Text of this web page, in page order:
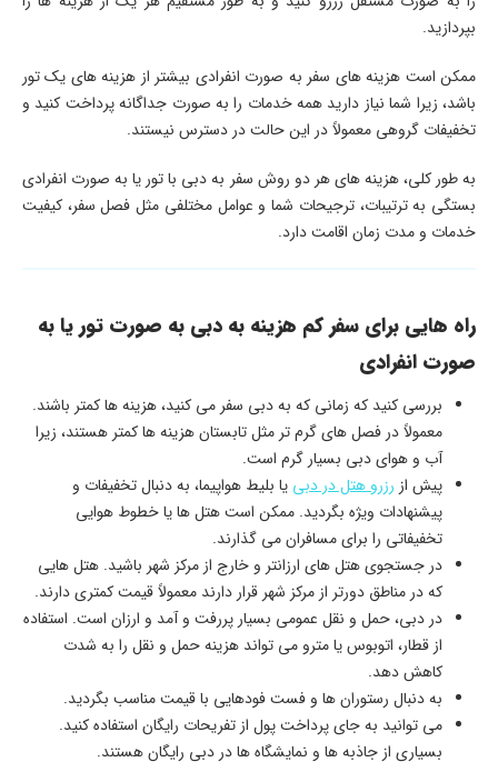
بپردازید.
ممکن است هزینه‌ های سفر به صورت انفرادی بیشتر از هزینه‌ های یک تور
باشد، زیرا شما نیاز دارید همه خدمات را به صورت جداگانه پرداخت کنید و
تخفیفات گروهی معمولاً در این حالت در دسترس نیستند.
به طور کلی، هزینه‌ های هر دو روش سفر به دبی با تور یا به صورت انفرادی
بستگی به ترتیبات، ترجیحات شما و عوامل مختلفی مثل فصل سفر، کیفیت
خدمات و مدت زمان اقامت دارد.
راه هایی برای سفر کم هزینه به دبی به صورت تور یا به
صورت انفرادی
بررسی کنید که زمانی که به دبی سفر می کنید، هزینه ‌ها کمتر باشند.
معمولاً در فصل ‌های گرم تر مثل تابستان هزینه ‌ها کمتر هستند، زیرا
آب و هوای دبی بسیار گرم است.
پیش از رزرو هتل در دبی یا بلیط هواپیما، به دنبال تخفیفات و
پیشنهادات ویژه بگردید. ممکن است هتل ‌ها یا خطوط هوایی
تخفیفاتی را برای مسافران می گذارند.
در جستجوی هتل‌ های ارزانتر و خارج از مرکز شهر باشید. هتل ‌هایی
که در مناطق دورتر از مرکز شهر قرار دارند معمولاً قیمت کمتری دارند.
در دبی، حمل و نقل عمومی بسیار پررفت و آمد و ارزان است. استفاده
از قطار، اتوبوس یا مترو می ‌تواند هزینه حمل و نقل را به شدت
کاهش دهد.
به دنبال رستوران‌ ها و فست ‌فودهایی با قیمت مناسب بگردید.
می توانید به جای پرداخت پول از تفریحات رایگان استفاده کنید.
بسیاری از جاذبه‌ ها و نمایشگاه‌ ها در دبی رایگان هستند.